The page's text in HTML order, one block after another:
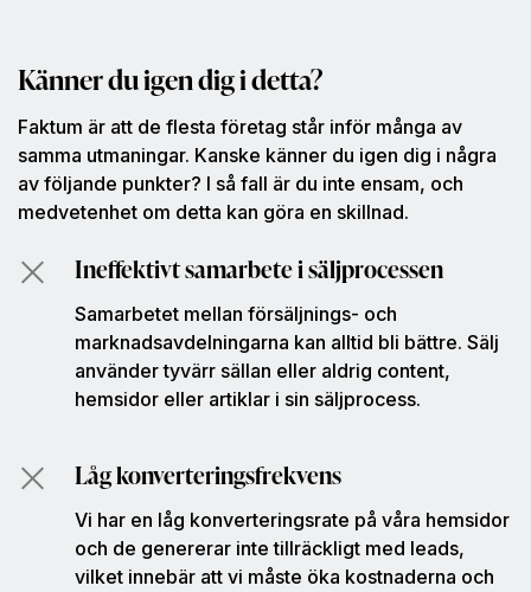
Känner du igen dig i detta?
Faktum är att de flesta företag står inför många av
samma utmaningar. Kanske känner du igen dig i några
av följande punkter? I så fall är du inte ensam, och
medvetenhet om detta kan göra en skillnad.
Ineffektivt samarbete i säljprocessen
Samarbetet mellan försäljnings- och
marknadsavdelningarna kan alltid bli bättre. Sälj
använder tyvärr sällan eller aldrig content,
hemsidor eller artiklar i sin säljprocess.
Låg konverteringsfrekvens
Vi har en låg konverteringsrate på våra hemsidor
och de genererar inte tillräckligt med leads,
vilket innebär att vi måste öka kostnaderna och